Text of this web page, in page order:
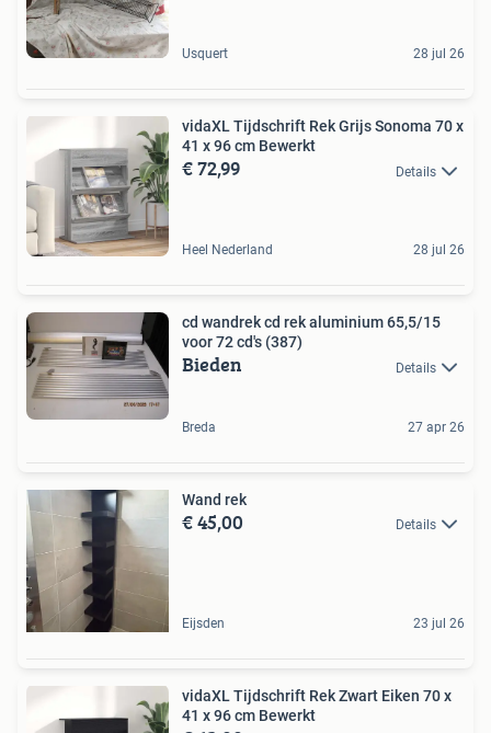
Usquert 28 jul 26
vidaXL Tijdschrift Rek Grijs Sonoma 70 x
41 x 96 cm Bewerkt
€ 72,99 Details
Heel Nederland 28 jul 26
cd wandrek cd rek aluminium 65,5/15
voor 72 cd's (387)
Bieden Details
Breda 27 apr 26
Wand rek
€ 45,00 Details
Eijsden 23 jul 26
vidaXL Tijdschrift Rek Zwart Eiken 70 x
41 x 96 cm Bewerkt